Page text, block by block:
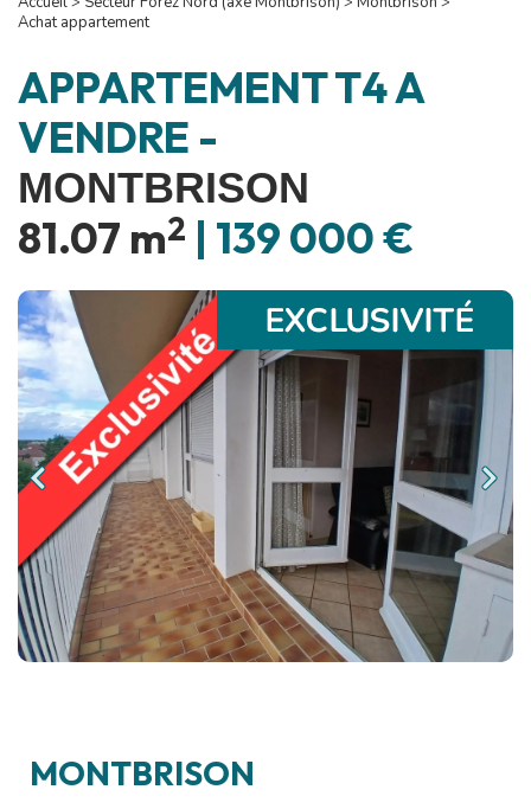
Achat appartement
APPARTEMENT T4 A
VENDRE -
MONTBRISON
81.07 m2 | 139 000 €
MONTBRISON